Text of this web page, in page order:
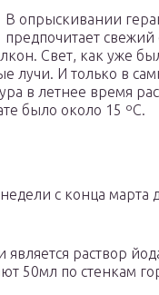
В опрыскивании
предпочитает свежий
Свет, как уже
лучи. И только в
в летнее время
было около 15 ºC.
с конца
раствор
50мл по стенкам